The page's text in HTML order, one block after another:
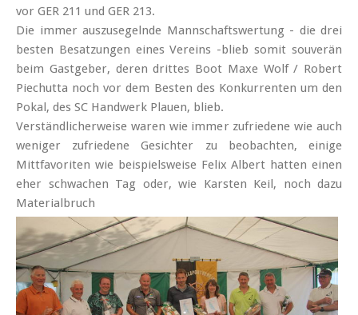
vor GER 211 und GER 213.
Die immer auszu­segelnde Mann­schaft­swertung - die drei
besten Besatzungen eines Vereins -blieb somit souverän
beim Gastgeber, deren drittes Boot Maxe Wolf / Robert
Piechutta noch vor dem Besten des Konkurrenten um den
Pokal, des SC Handwerk Plauen, blieb.
Verständlicher­weise waren wie immer zufriedene wie auch
weniger zufriedene Gesichter zu beobachten, einige
Mittfavoriten wie beispielsweise Felix Albert hatten einen
eher schwachen Tag oder, wie Karsten Keil, noch dazu
Materialbruch